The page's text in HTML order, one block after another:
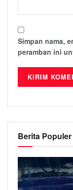
Simpan nama,
peramban ini
Berita Populer